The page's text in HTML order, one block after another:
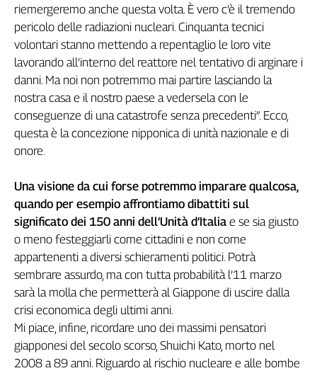
riemergeremo anche questa volta. È vero c’è il tremendo
pericolo delle radiazioni nucleari. Cinquanta tecnici
volontari stanno mettendo a repentaglio le loro vite
lavorando all’interno del reattore nel tentativo di arginare i
danni. Ma noi non potremmo mai partire lasciando la
nostra casa e il nostro paese a vedersela con le
conseguenze di una catastrofe senza precedenti”. Ecco,
questa è la concezione nipponica di unità nazionale e di
onore.
Una visione da cui forse potremmo imparare qualcosa,
quando per esempio affrontiamo dibattiti sul
significato dei 150 anni dell’Unità d’Italia e se sia giusto
o meno festeggiarli come cittadini e non come
appartenenti a diversi schieramenti politici. Potrà
sembrare assurdo, ma con tutta probabilità l’11 marzo
sarà la molla che permetterà al Giappone di uscire dalla
crisi economica degli ultimi anni.
Mi piace, infine, ricordare uno dei massimi pensatori
giapponesi del secolo scorso, Shuichi Kato, morto nel
2008 a 89 anni. Riguardo al rischio nucleare e alle bombe